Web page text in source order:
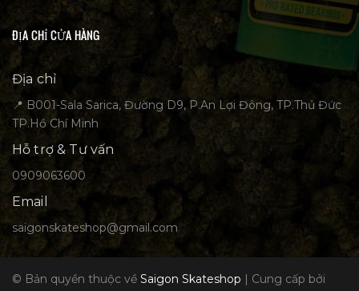
ĐỊA CHỈ CỬA HÀNG
Địa chỉ
📍 B001-Sala Sarica, Đường D9, P.An Lợi Đông, TP.Thủ Đức
TP.Hồ Chí Minh
Hỗ trợ & Tư vấn
0909063600
Email
saigonskateshop@gmail.com
© Bản quyền thuộc về Saigon Skateshop | Cung cấp bởi